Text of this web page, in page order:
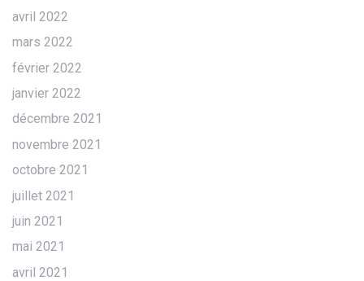
avril 2022
mars 2022
février 2022
janvier 2022
décembre 2021
novembre 2021
octobre 2021
juillet 2021
juin 2021
mai 2021
avril 2021